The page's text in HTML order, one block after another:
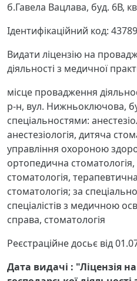
б.Гавела Вацлава, буд. 6В,
Ідентифікаційний код:
Видати ліцензію на
діяльності з медичної
місце провадження
р-н, вул. Нижньоключова,
спеціальностями:
анестезіологія, дитяча
управління охороною
ортопедична стоматологія,
стоматологія,
стоматологія; за
спеціалістів з медичною
справа, стоматологія
Реєстраційне досьє від
Дата видачі : "Ліцензія